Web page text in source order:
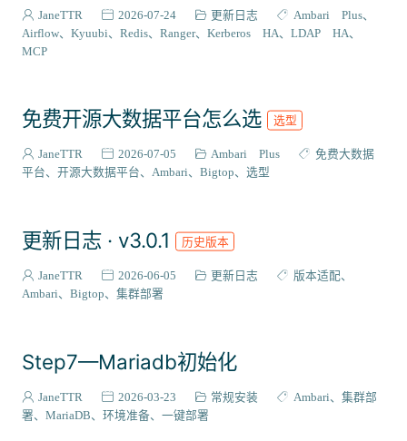
报错解决 68
VIEW插件
成神之路
集成案例 31
核心代码
JaneTTR 2026-07-24 更新日志
Ambari Plus
Airflow
Kyuubi Redis Ranger Kerberos HA
LDAP HA
MCP
免费开源大数据平台怎么选 选型
JaneTTR 2026-07-05 Ambari Plus
免费大数据
平台
开源大数据平台 Ambari Bigtop 选型
更新日志 · v3.0.1 历史版本
JaneTTR 2026-06-05 更新日志
版本适配
Ambari
Bigtop 集群部署
Step7—Mariadb初始化
JaneTTR 2026-03-23 常规安装 Ambari
集群部
署
MariaDB 环境准备 一键部署